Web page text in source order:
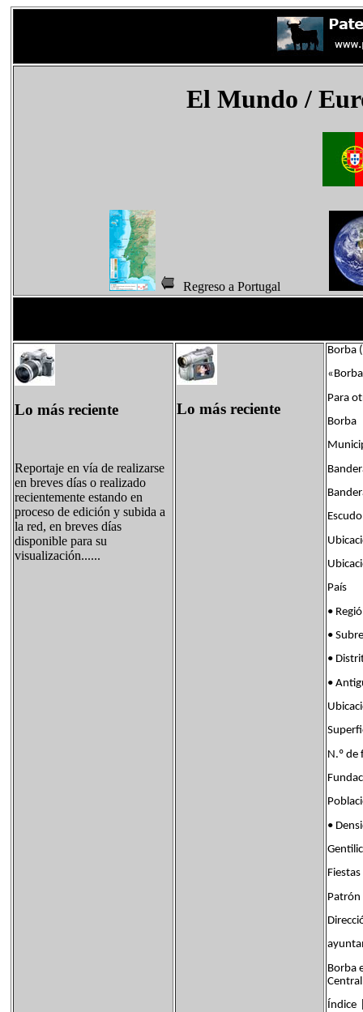
El Mundo/
Regreso a Portugal
Lo más reciente
Reportaje en vía de realizarse
en breves días o realizado
recientemente estando en
proceso de edición y subida a
la red, en breves días
disponible para su
visualización......
Lo más reciente
Borba
Para
Borba
Escudo
País
•
•
•
•
N.º
•
Patrón
Borba